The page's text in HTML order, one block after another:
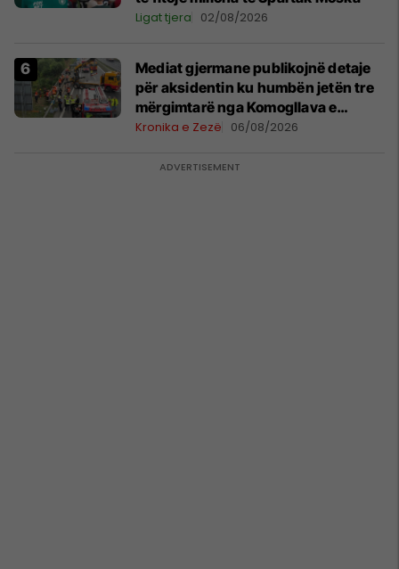
Ligat tjera 02/08/2026
Mediat gjermane publikojnë detaje
për aksidentin ku humbën jetën tre
mërgimtarë nga Komogllava e
Ferizajt
Kronika e Zezë 06/08/2026